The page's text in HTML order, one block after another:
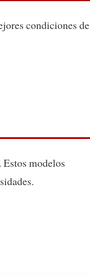
condiciones de
modelos